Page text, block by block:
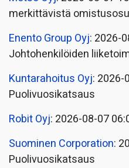
merkittävistä
Enento Group Oyj: 2026-
Johtohenkilöiden
Kuntarahoitus Oyj: 2026-
Puolivuosikatsaus
Robit Oyj: 2026-08-07
Suominen Corporation:
Puolivuosikatsaus